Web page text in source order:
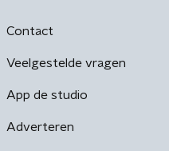
Contact
Veelgestelde vragen
App de studio
Adverteren